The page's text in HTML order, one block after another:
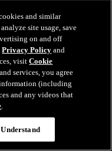
Kings, Avs
and similar
site usage, save
on and off
Privacy Policy and
visitCookie
services, you agree
(including
and any videos that
.